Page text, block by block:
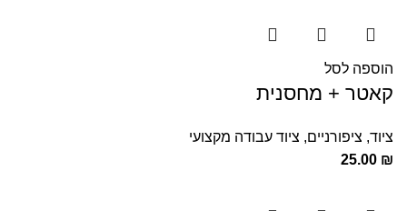
הוספה לסל
קאטר + מחסנית
ציוד, ציפורניים, ציוד עבודה מקצועי
25.00 ₪